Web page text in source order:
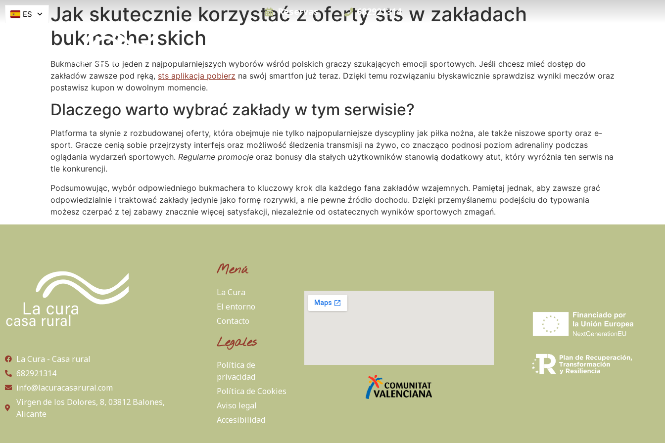
Reservas 682921314
Jak skutecznie korzystać z oferty sts w zakładach
bukmacherskich
Bukmacher STS to jeden z najpopularniejszych wyborów wśród polskich graczy szukających emocji sportowych. Jeśli chcesz mieć dostęp do
zakładów zawsze pod ręką, sts aplikacja pobierz na swój smartfon już teraz. Dzięki temu rozwiązaniu błyskawicznie sprawdzisz wyniki meczów oraz
postawisz kupon w dowolnym momencie.
Dlaczego warto wybrać zakłady w tym serwisie?
Platforma ta słynie z rozbudowanej oferty, która obejmuje nie tylko najpopularniejsze dyscypliny jak piłka nożna, ale także niszowe sporty oraz e-
sport. Gracze cenią sobie przejrzysty interfejs oraz możliwość śledzenia transmisji na żywo, co znacząco podnosi poziom adrenaliny podczas
oglądania wydarzeń sportowych. Regularne promocje oraz bonusy dla stałych użytkowników stanowią dodatkowy atut, który wyróżnia ten serwis na
tle konkurencji.
Podsumowując, wybór odpowiedniego bukmachera to kluczowy krok dla każdego fana zakładów wzajemnych. Pamiętaj jednak, aby zawsze grać
odpowiedzialnie i traktować zakłady jedynie jako formę rozrywki, a nie pewne źródło dochodu. Dzięki przemyślanemu podejściu do typowania
możesz czerpać z tej zabawy znacznie więcej satysfakcji, niezależnie od ostatecznych wyników sportowych zmagań.
La Cura - Casa rural
682921314
info@lacuracasarural.com
Virgen de los Dolores, 8, 03812 Balones,
Alicante
Menú
La Cura
El entorno
Contacto
Legales
Política de
privacidad
Política de Cookies
Aviso legal
Accesibilidad
ES